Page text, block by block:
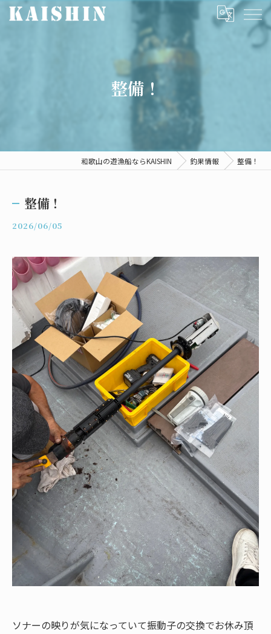
整備！
和歌山の遊漁船ならKAISHIN 釣果情報 整備！
整備！
2026/06/05
ソナーの映りが気になっていて振動子の交換でお休み頂